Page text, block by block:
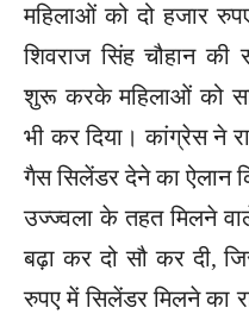
महिलाओं को दो हजार
शिवराज सिंह चौहान की
शुरू करके महिलाओं को
भी कर दिया। कांग्रेस ने
गैस सिलेंडर देने का ऐलान
उज्ज्वला के तहत मिलने
बढ़ा कर दो सौ कर दी,
रुपए में सिलेंडर मिलने का